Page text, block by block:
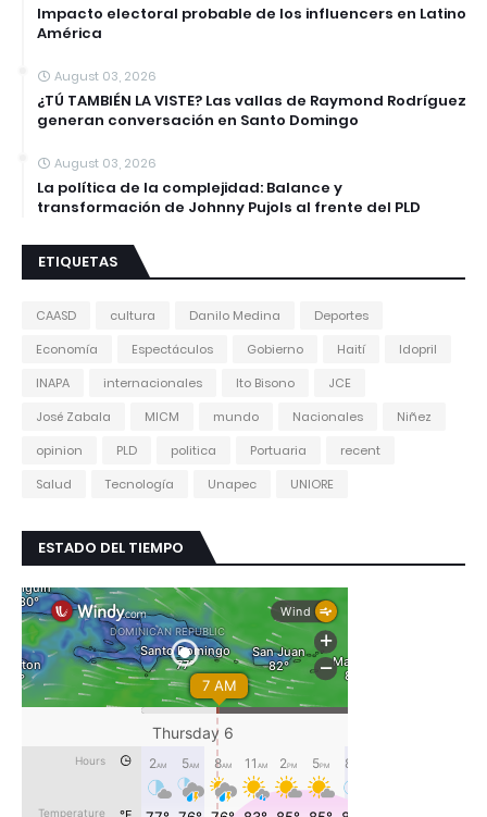
Impacto electoral probable de los influencers en Latino
América
August 03, 2026
¿TÚ TAMBIÉN LA VISTE? Las vallas de Raymond Rodríguez
generan conversación en Santo Domingo
August 03, 2026
La política de la complejidad: Balance y
transformación de Johnny Pujols al frente del PLD
ETIQUETAS
CAASD cultura Danilo Medina
Deportes
Economía
Espectáculos Gobierno Haití
Idopril
INAPA
internacionales Ito Bisono
JCE
José Zabala
MICM mundo Nacionales
Niñez
opinion
PLD politica Portuaria
recent
Salud
Tecnología Unapec UNIORE
ESTADO DEL TIEMPO